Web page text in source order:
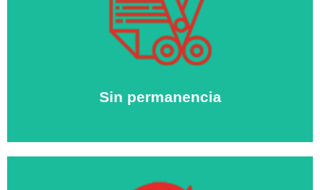
Sin permanencia
Sin permanencia
Tú eliges el tiempo de alquiler de tu trastero. A partir del
primer mes, paga sólo por lo que uses.